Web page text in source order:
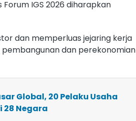
IGS 2026 diharapkan
dan memperluas jejaring kerja
dan perekonomian
Global, 20 Pelaku Usaha
28 Negara